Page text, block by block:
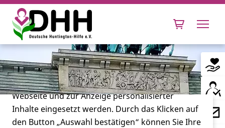
Leben mit Huntington
Cookie-Einstellungen
Diese Webseite setzt verschiedene Cookies und
Tracking-Tools ein. Dies beinhaltet Cookies und
Tracking-Tools, die für den Betrieb der Webseite
technisch notwendig sind, die zu statistischen
Zwecken sowie zur besseren Bedienbarkeit der
Webseite und zur Anzeige personalisierter
Inhalte eingesetzt werden. Durch das Klicken auf
den Button „Auswahl bestätigen“ können Sie Ihre